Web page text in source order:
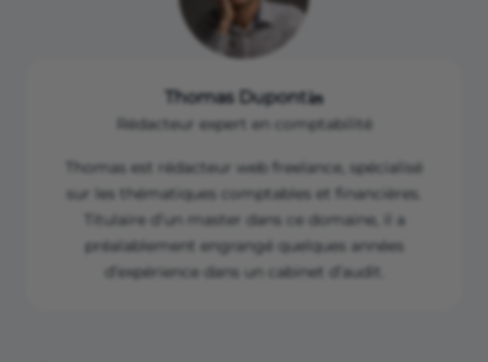
Thomas Dupont
Rédacteur expert en comptabilité
Thomas est rédacteur web freelance, spécialisé
sur les thématiques comptables et financières.
Titulaire d’un master dans ce domaine, il a
préalablement engrangé quelques années
d’expérience dans un cabinet d’audit.